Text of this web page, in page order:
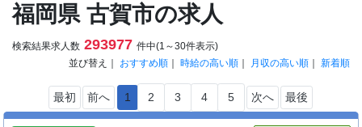
福岡県 古賀市の求人
検索結果求人数 293977 件中(1～30件表示)
並び替え｜ おすすめ順 ｜ 時給の高い順 ｜ 月収の高い順 ｜ 新着順
最初 前へ 1 2 3 4 5 次へ 最後